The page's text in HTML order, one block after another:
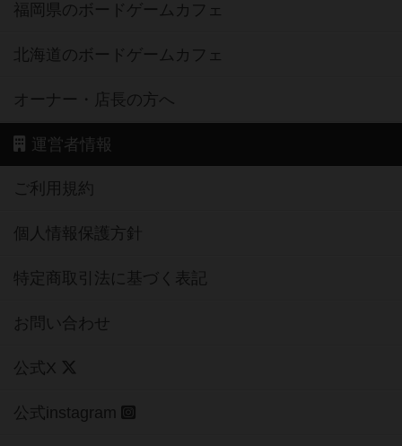
福岡県のボードゲームカフェ
北海道のボードゲームカフェ
オーナー・店長の方へ
運営者情報
ご利用規約
個人情報保護方針
特定商取引法に基づく表記
お問い合わせ
公式X
公式instagram